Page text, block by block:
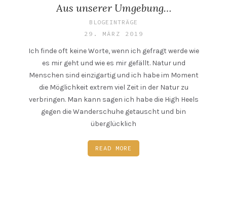
Aus unserer Umgebung…
BLOGEINTRÄGE
29. MÄRZ 2019
Ich finde oft keine Worte, wenn ich gefragt werde wie
es mir geht und wie es mir gefällt. Natur und
Menschen sind einzigartig und ich habe im Moment
die Möglichkeit extrem viel Zeit in der Natur zu
verbringen. Man kann sagen ich habe die High Heels
gegen die Wanderschuhe getauscht und bin
überglücklich
READ MORE